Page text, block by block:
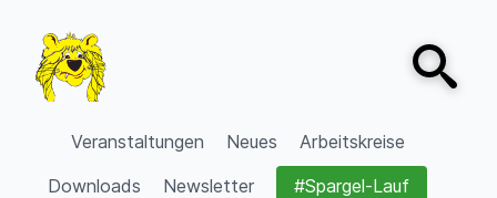
VVV Burgdorf
Veranstaltungen Neues
Arbeitskreise
Downloads
Newsletter #Spargel-Lauf
Open